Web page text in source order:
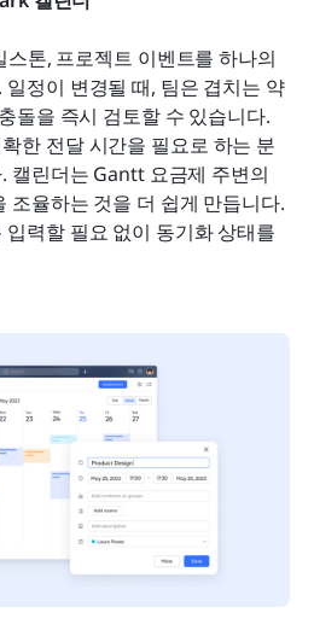
스톤, 프로젝트 이벤트를 하나의
정이 변경될 때, 팀은 겹치는 약
돌을 즉시 검토할 수 있습니다.
한 전달 시간을 필요로 하는 분
캘린더는 Gantt 요금제 주변의
조율하는 것을 더 쉽게 만듭니다.
력할 필요 없이 동기화 상태를